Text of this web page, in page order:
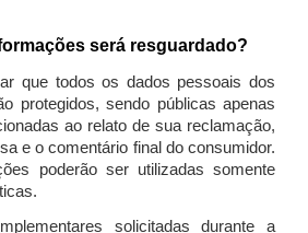
será resguardado?
que todos os dados pessoais dos
protegidos, sendo públicas apenas
ao relato de sua reclamação,
e o comentário final do consumidor.
poderão ser utilizadas somente
solicitadas durante a